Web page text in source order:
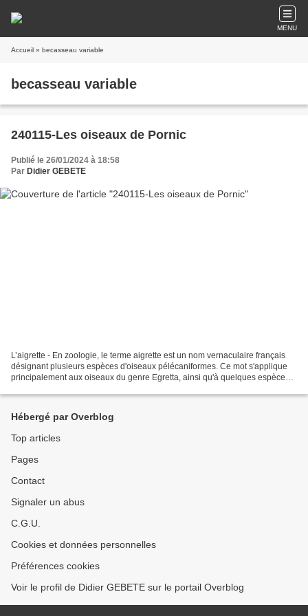
MENU
Accueil » becasseau variable
becasseau variable
240115-Les oiseaux de Pornic
Publié le 26/01/2024 à 18:58
Par Didier GEBETE
L’aigrette - En zoologie, le terme aigrette est un nom vernaculaire français
désignant plusieurs espèces d'oiseaux pélécaniformes. Ce mot s'applique
principalement aux oiseaux du genre Egretta, ainsi qu'à quelques espèces
Hébergé par Overblog
Top articles
Pages
Contact
Signaler un abus
C.G.U.
Cookies et données personnelles
Préférences cookies
Voir le profil de Didier GEBETE sur le portail Overblog